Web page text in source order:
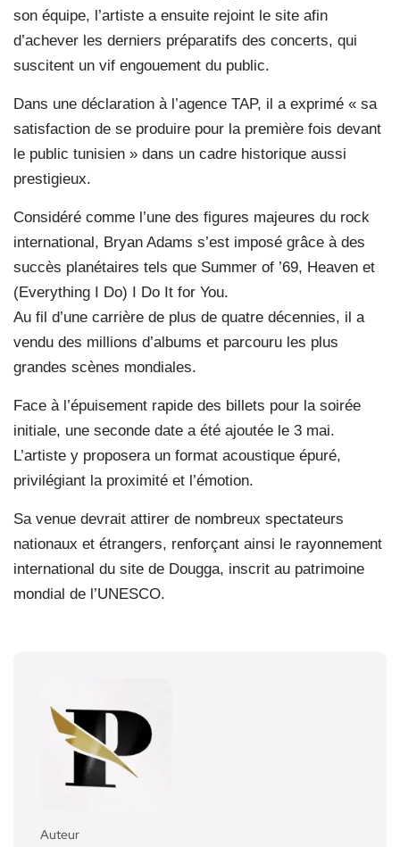
son équipe, l’artiste a ensuite rejoint le site afin
d’achever les derniers préparatifs des concerts, qui
suscitent un vif engouement du public.
Dans une déclaration à l’agence TAP, il a exprimé « sa
satisfaction de se produire pour la première fois devant
le public tunisien » dans un cadre historique aussi
prestigieux.
Considéré comme l’une des figures majeures du rock
international, Bryan Adams s’est imposé grâce à des
succès planétaires tels que Summer of ’69, Heaven et
(Everything I Do) I Do It for You.
Au fil d’une carrière de plus de quatre décennies, il a
vendu des millions d’albums et parcouru les plus
grandes scènes mondiales.
Face à l’épuisement rapide des billets pour la soirée
initiale, une seconde date a été ajoutée le 3 mai.
L’artiste y proposera un format acoustique épuré,
privilégiant la proximité et l’émotion.
Sa venue devrait attirer de nombreux spectateurs
nationaux et étrangers, renforçant ainsi le rayonnement
international du site de Dougga, inscrit au patrimoine
mondial de l’UNESCO.
Auteur